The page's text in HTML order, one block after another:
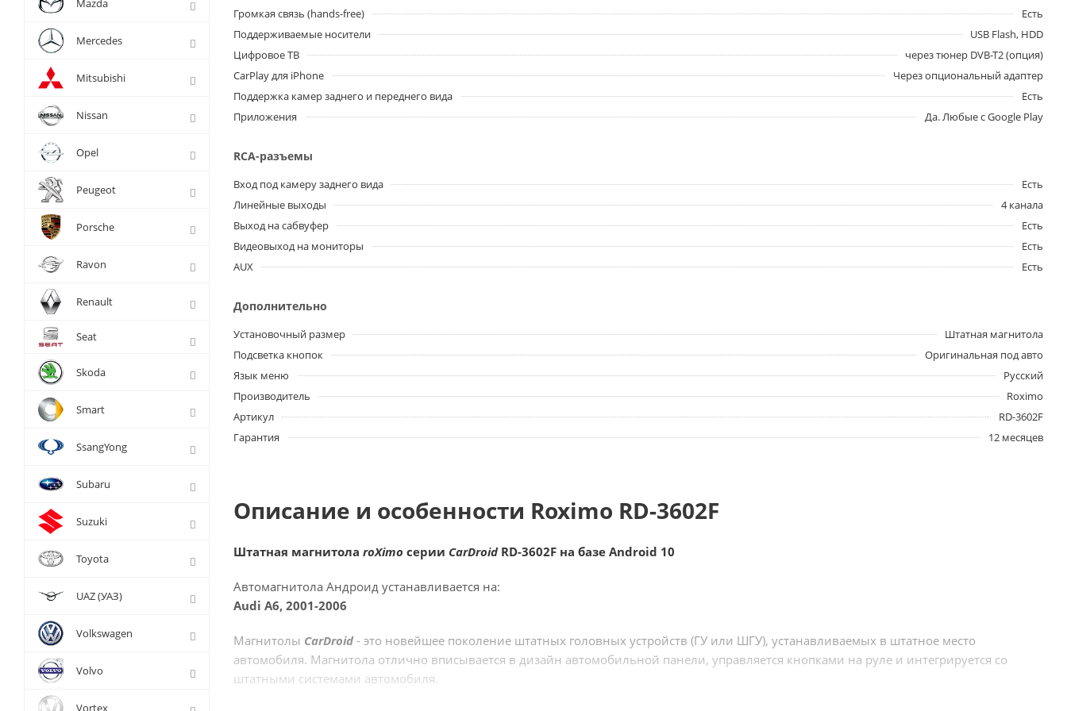
Громкая связь (hands-free)
Есть
Поддерживаемые носители
USB Flash, HDD
Цифровое ТВ
через тюнер DVB-T2 (опция)
CarPlay для iPhone
Через опциональный адаптер
Поддержка камер заднего и переднего вида
Есть
Приложения
Да. Любые с Google Play
RCA-разъемы
Вход под камеру заднего вида
Есть
Линейные выходы
4 канала
Выход на сабвуфер
Есть
Видеовыход на мониторы
Есть
AUX
Есть
Дополнительно
Установочный размер
Штатная магнитола
Подсветка кнопок
Оригинальная под авто
Язык меню
Русский
Производитель
Roximo
Артикул
RD-3602F
Гарантия
12 месяцев
Описание и особенности Roximo RD-3602F
Штатная магнитола roXimo серии CarDroid RD-3602F на базе Android 10
Автомагнитола Андроид устанавливается на:
Audi A6, 2001-2006
Магнитолы CarDroid- это новейшее поколение штатных головных устройств (ГУ или ШГУ), устанавливаемых в штатное место
автомобиля. Магнитола отлично вписывается в дизайн автомобильной панели, управляется кнопками на руле и интегрируется со
штатными системами автомобиля.
Mazda
Mercedes
Mitsubishi
Nissan
Opel
Peugeot
Porsche
Ravon
Renault
Seat
Skoda
Smart
SsangYong
Subaru
Suzuki
Toyota
UAZ (УАЗ)
Volkswagen
Volvo
Vortex